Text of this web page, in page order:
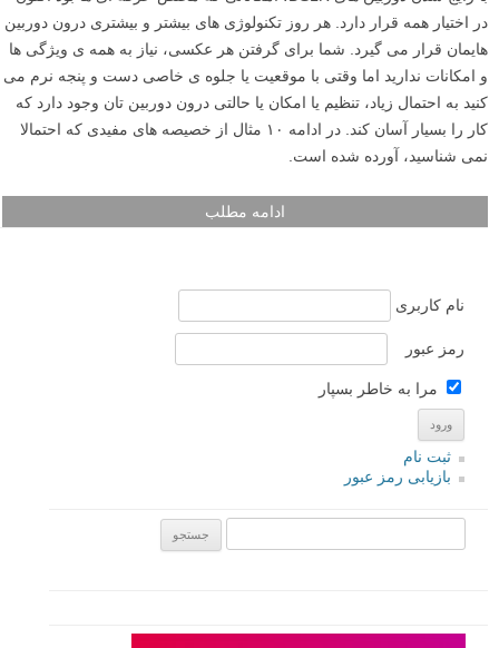
در اختیار همه قرار دارد. هر روز تکنولوژی های بیشتر و بیشتری درون دوربین
هایمان قرار می گیرد. شما برای گرفتن هر عکسی، نیاز به همه ی ویژگی ها
و امکانات ندارید اما وقتی با موقعیت یا جلوه ی خاصی دست و پنجه نرم می
کنید به احتمال زیاد، تنظیم یا امکان یا حالتی درون دوربین تان وجود دارد که
نمی شناسید، آورده شده است.